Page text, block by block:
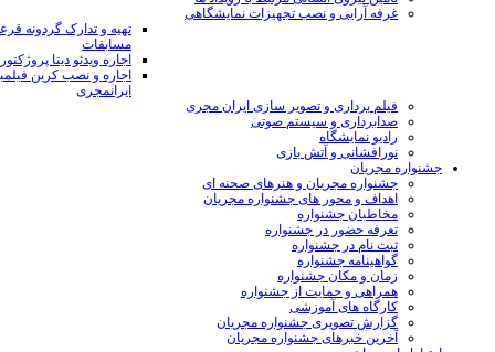
غرفه آرایی و نصب تجهیزات نمایشگاهی
تهیه و تدارک گردونه
مسابقات
اجاره ویدئو دیتا
اجاره و نصب کرین
ایرانمجری
فیلم برداری و تصویر سازی ایران مجری
صدابرداری و سیستم صوتی
رادیو نمایشگاه
نورافشانی و آتش بازی
جشنواره مجریان
جشنواره مجریان و هنرهای صحنه ای
اهداف و محور های جشنواره مجریان
مخاطبان جشنواره
تعرفه حضور در جشنواره
ثبت نام در جشنواره
گواهینامه جشنواره
زمان و مکان جشنواره
همراهی و حمایت از جشنواره
کارگاه های آموزشی
گزارش تصویری جشنواره مجریان
آخرین خبرهای جشنواره مجریان